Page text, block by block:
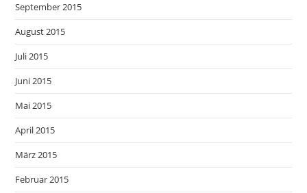
September 2015
August 2015
Juli 2015
Juni 2015
Mai 2015
April 2015
März 2015
Februar 2015